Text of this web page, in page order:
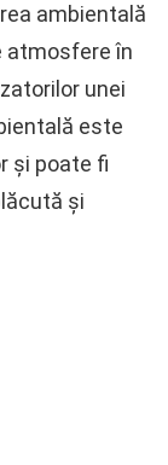
ambientală
atmosfere în
unei
este
și poate fi
și